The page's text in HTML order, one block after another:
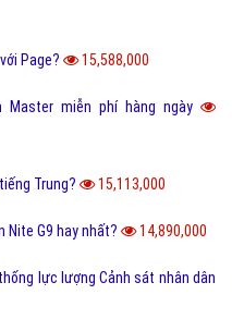
Page? 15,588,000
Master miễn phí hàng ngày
Trung? 15,113,000
Nite G9 hay nhất? 14,890,000
lực lượng Cảnh sát nhân dân